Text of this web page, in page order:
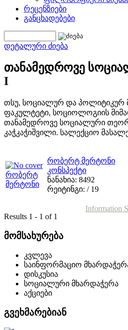
რეცენზიები
განცხადებები
დეტალური ძიება
თანამედროვე
I
თსუ, სოციალურ და პოლიტიკურ
ფაკულტეტი, სოციოლოგიის
თანამედროვე სოციალური
კაჭკაჭიშვილი. სალექციო
რობერტ მერტონი
კონსპექტი
ნანახია: 8492
რეიტინგი: / 19
Information
Results 1 - 1 of 1
მომსახურება
კვლევა
საინფორმაციო
დისკუსია
სოციალური მხარდაჭერა
აქციები
გვეხმარებიან